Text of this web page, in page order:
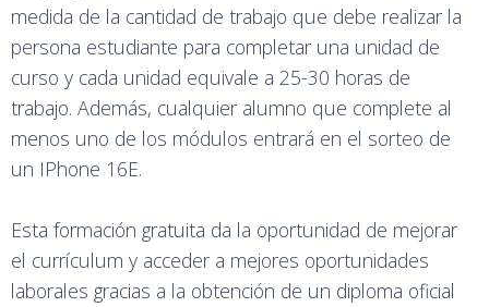
medida de la cantidad de trabajo que debe realizar la
persona estudiante para completar una unidad de
curso y cada unidad equivale a 25-30 horas de
trabajo. Además, cualquier alumno que complete al
menos uno de los módulos entrará en el sorteo de
un IPhone 16E.
Esta formación gratuita da la oportunidad de mejorar
el currículum y acceder a mejores oportunidades
laborales gracias a la obtención de un diploma oficial